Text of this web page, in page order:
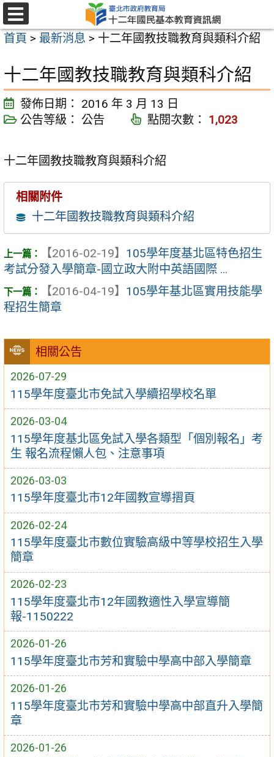
跳
至
主
容
區
選
單
首頁 > 最新消息 > 十二年國教技職教育與類科介紹
相關公告
2026-07-29
115學年度臺北市免試入學續招學校名單
2026-03-04
115學年度基北區免試入學各類型「個別報名」考
生 報名流程懶人包、注意事項
2026-03-03
115學年度臺北市12年國教宣導摺頁
2026-02-24
115學年度臺北市數位實驗高級中等學校招生入學
簡章
2026-02-23
115學年度臺北市12年國教適性入學宣導簡
報-1150222
2026-01-26
115學年度臺北市芳和實驗中學高中部入學簡章
2026-01-26
115學年度臺北市芳和實驗中學高中部直升入學簡
章
2026-01-26
十二年國教技職教育與類科介紹
發佈日期：
2016 年 3 月 13 日
公告等級：
公告 點閱次數： 1,023
十二年國教技職教育與類科介紹
相關附件
十二年國教技職教育與類科介紹
【2016-02-19】 105學年度基北區特色招生
考試分發入學簡章-國立政大附中英語國際 ...
【2016-04-19】 105學年基北區實用技能學
程招生簡章